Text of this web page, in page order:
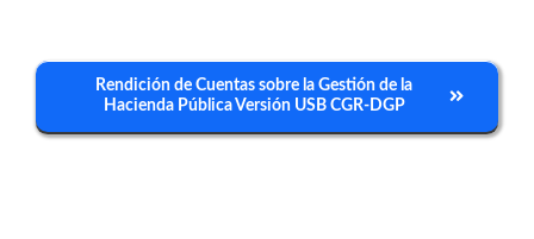
Rendición de Cuentas sobre la Gestión de la
Hacienda Pública Versión USB CGR-DGP